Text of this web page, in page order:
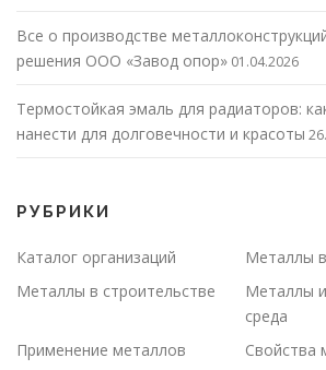
Все о производстве
решения ООО «Завод опор» 01.04.2026
Термостойкая эмаль для радиаторов:
нанести для долговечности и красоты
РУБРИКИ
Каталог организаций
Металлы
Металлы в строительстве
Металлы
среда
Применение металлов
Свойства